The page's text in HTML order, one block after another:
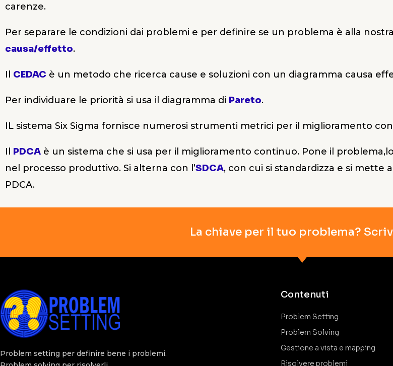
carenze.
Per separare le condizioni dai problemi e per definire se un problema è alla
causa/effetto.
Il CEDAC è un metodo che ricerca cause e soluzioni con un diagramma causa
Per individuare le priorità si usa il diagramma di Pareto.
IL sistema Six Sigma fornisce numerosi strumenti metrici per il miglioramento
Il PDCA è un sistema che si usa per il miglioramento continuo. Pone il
nel processo produttivo. Si alterna con l’SDCA, con cui si standardizza e si mette
PDCA.
La chiave per il tuo problema?
Problem setting per definire bene i problemi.
Contenuti
Problem Setting
Problem Solving
Gestione a vista e mapping
Risolvere problemi